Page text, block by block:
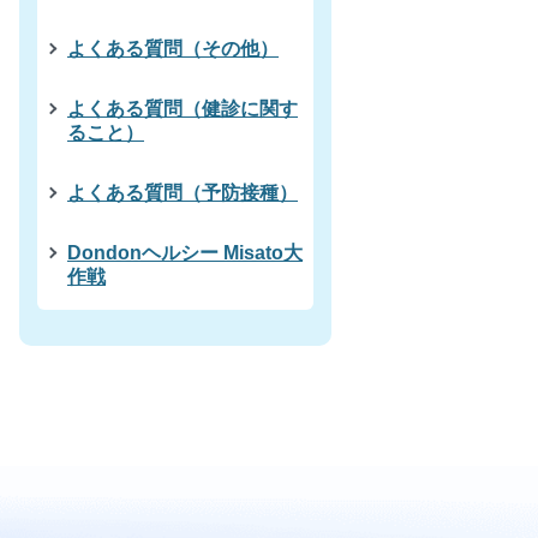
よくある質問（その他）
よくある質問（健診に関す
ること）
よくある質問（予防接種）
Dondonヘルシー Misato大
作戦